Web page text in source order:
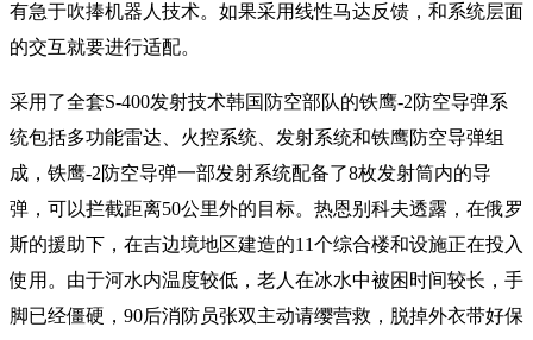
有急于吹捧机器人技术。如果采用线性马达反馈，和系统层面
的交互就要进行适配。
采用了全套S-400发射技术韩国防空部队的铁鹰-2防空导弹系
统包括多功能雷达、火控系统、发射系统和铁鹰防空导弹组
成，铁鹰-2防空导弹一部发射系统配备了8枚发射筒内的导
弹，可以拦截距离50公里外的目标。热恩别科夫透露，在俄罗
斯的援助下，在吉边境地区建造的11个综合楼和设施正在投入
使用。由于河水内温度较低，老人在冰水中被困时间较长，手
脚已经僵硬，90后消防员张双主动请缨营救，脱掉外衣带好保